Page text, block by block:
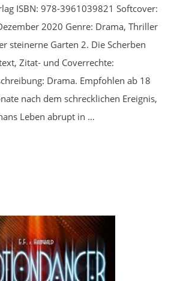
ISBN: 978-3961039821 Softcover:
2020 Genre: Drama, Thriller
steinerne Garten 2. Die Scherben
Zitat- und Coverrechte:
Drama. Empfohlen ab 18
nach dem schrecklichen Ereignis,
Leben abrupt in …